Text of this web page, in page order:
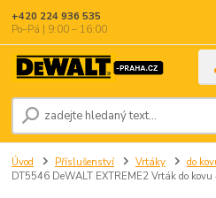
+420 224 936 535
Po–Pá | 9:00 – 16:00
Úvod Příslušenství Vrtáky do
DT5546 DeWALT EXTREME2 Vrták do